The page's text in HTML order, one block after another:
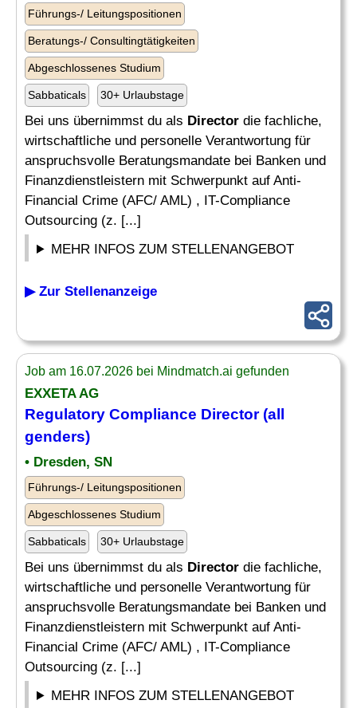
Führungs-/ Leitungspositionen
Beratungs-/ Consultingtätigkeiten
Abgeschlossenes Studium
Sabbaticals 30+ Urlaubstage
Bei uns übernimmst du als Director die fachliche,
wirtschaftliche und personelle Verantwortung für
anspruchsvolle Beratungsmandate bei Banken und
Finanzdienstleistern mit Schwerpunkt auf Anti-
Financial Crime (AFC/ AML) , IT-Compliance
Outsourcing (z. [...]
MEHR INFOS ZUM STELLENANGEBOT
▶ Zur Stellenanzeige
Job am 16.07.2026 bei Mindmatch.ai gefunden
EXXETA AG
Regulatory Compliance Director(all
genders)
• Dresden, SN
Führungs-/ Leitungspositionen
Abgeschlossenes Studium
Sabbaticals 30+ Urlaubstage
Bei uns übernimmst du als Director die fachliche,
wirtschaftliche und personelle Verantwortung für
anspruchsvolle Beratungsmandate bei Banken und
Finanzdienstleistern mit Schwerpunkt auf Anti-
Financial Crime (AFC/ AML) , IT-Compliance
Outsourcing (z. [...]
MEHR INFOS ZUM STELLENANGEBOT